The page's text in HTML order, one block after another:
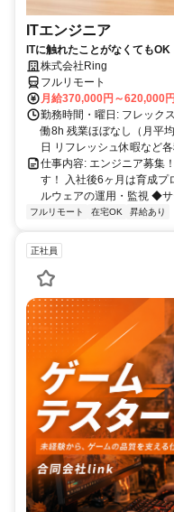
ITエンジニア
ITに触れたことがなくても
株式会社Ring
フルリモート
月給370,000円～620,000円
勤務時間・曜日: フレック
働8h 残業ほぼなし（月平
日 リフレッシュ休暇など
仕事内容: エンジニア募集
す！ 入社後6ヶ月は育成
ルウェアの運用・監視 ◆
フルリモート 在宅OK 昇給あり
正社員